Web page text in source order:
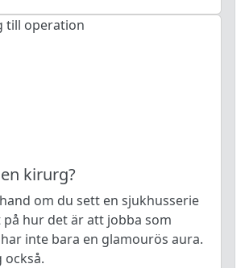
kirurg?
om du sett en sjukhusserie
hur det är att jobba som
inte bara en glamourös aura.
också.